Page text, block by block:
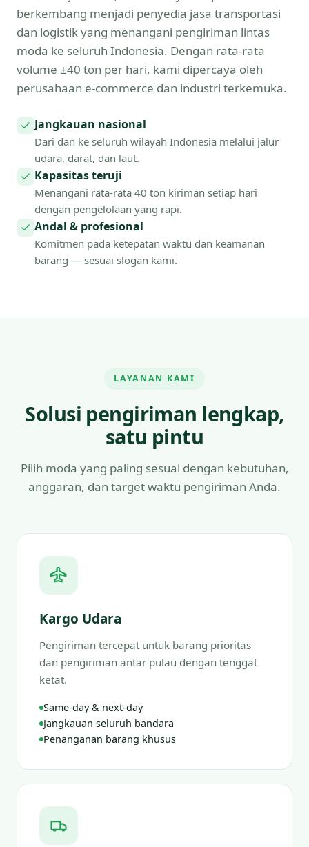
berkembang menjadi penyedia jasa transportasi
dan logistik yang menangani pengiriman lintas
moda ke seluruh Indonesia. Dengan rata-rata
volume ±40 ton per hari, kami dipercaya oleh
perusahaan e-commerce dan industri terkemuka.
Jangkauan nasional
Dari dan ke seluruh wilayah Indonesia melalui jalur
udara, darat, dan laut.
Kapasitas teruji
Menangani rata-rata 40 ton kiriman setiap hari
dengan pengelolaan yang rapi.
Andal & profesional
Komitmen pada ketepatan waktu dan keamanan
barang — sesuai slogan kami.
LAYANAN KAMI
Solusi pengiriman lengkap,
satu pintu
Pilih moda yang paling sesuai dengan kebutuhan,
anggaran, dan target waktu pengiriman Anda.
Kargo Udara
Pengiriman tercepat untuk barang prioritas
dan pengiriman antar pulau dengan tenggat
ketat.
Same-day & next-day
Jangkauan seluruh bandara
Penanganan barang khusus